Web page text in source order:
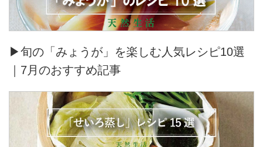
▶旬の「みょうが」を楽しむ人気レシピ10選
｜7月のおすすめ記事